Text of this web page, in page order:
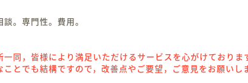
談。専門性。費用。
一同，皆様により満足いただけるサービスを心がけておりま
ことでも結構ですので，改善点やご要望，ご意見をお願いし